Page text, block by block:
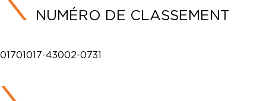
NUMÉRO DE CLASSEMENT
01701017-43002-0731